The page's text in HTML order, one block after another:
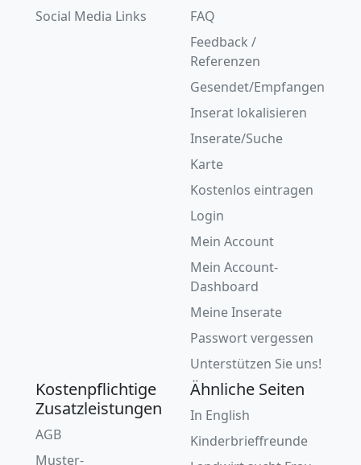
Social Media Links
FAQ
Feedback /
Referenzen
Gesendet/Empfangen
Inserat lokalisieren
Inserate/Suche
Karte
Kostenlos eintragen
Login
Mein Account
Mein Account-
Dashboard
Meine Inserate
Passwort vergessen
Unterstützen Sie uns!
Kostenpflichtige
Zusatzleistungen
AGB
Muster-
Ähnliche Seiten
In English
Kinderbrieffreunde